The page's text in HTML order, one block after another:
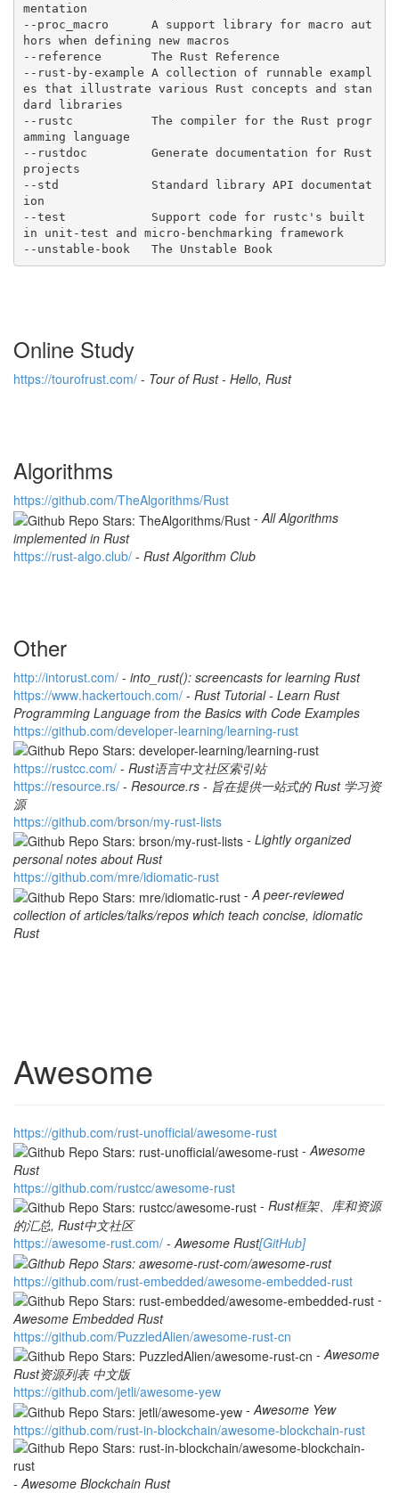
mentation
--proc_macro      A support library for macro aut
hors when defining new macros
--reference       The Rust Reference
--rust-by-example A collection of runnable exampl
es that illustrate various Rust concepts and stan
dard libraries
--rustc           The compiler for the Rust progr
amming language
--rustdoc         Generate documentation for Rust
projects
--std             Standard library API documentat
ion
--test            Support code for rustc's built
in unit-test and micro-benchmarking framework
Online Study
https://tourofrust.com/ - Tour of Rust - Hello, Rust
Algorithms
https://github.com/TheAlgorithms/Rust
-All Algorithms
implemented in Rust
https://rust-algo.club/ - Rust Algorithm Club
Other
http://intorust.com/ - into_rust(): screencasts for learning Rust
https://www.hackertouch.com/ - Rust Tutorial - Learn Rust
Programming Language from the Basics with Code Examples
https://github.com/developer-learning/learning-rust
https://rustcc.com/ - Rust语言中文社区索引站
https://resource.rs/ - Resource.rs - 旨在提供一站式的 Rust 学习资
源
https://github.com/brson/my-rust-lists
- Lightly organized
personal notes about Rust
https://github.com/mre/idiomatic-rust
-A peer-reviewed
collection of articles/talks/repos which teach concise, idiomatic
Rust
Awesome
https://github.com/rust-unofficial/awesome-rust
- Awesome
Rust
https://github.com/rustcc/awesome-rust
- Rust框架、库和资源
的汇总, Rust中文社区
https://awesome-rust.com/ -Awesome Rust[GitHub]
https://github.com/rust-embedded/awesome-embedded-rust
-
Awesome Embedded Rust
https://github.com/PuzzledAlien/awesome-rust-cn
-Awesome
Rust资源列表 中文版
https://github.com/jetli/awesome-yew
-Awesome Yew
https://github.com/rust-in-blockchain/awesome-blockchain-rust
- Awesome Blockchain Rust